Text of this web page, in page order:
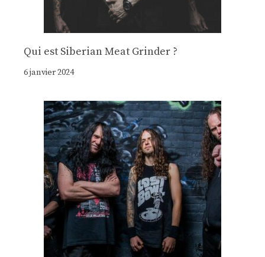
Qui est Siberian Meat Grinder ?
6 janvier 2024